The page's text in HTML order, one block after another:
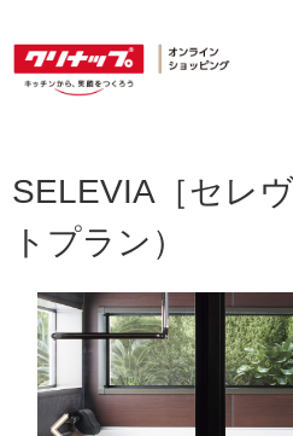
SELEVIA［セレ
トプラン）